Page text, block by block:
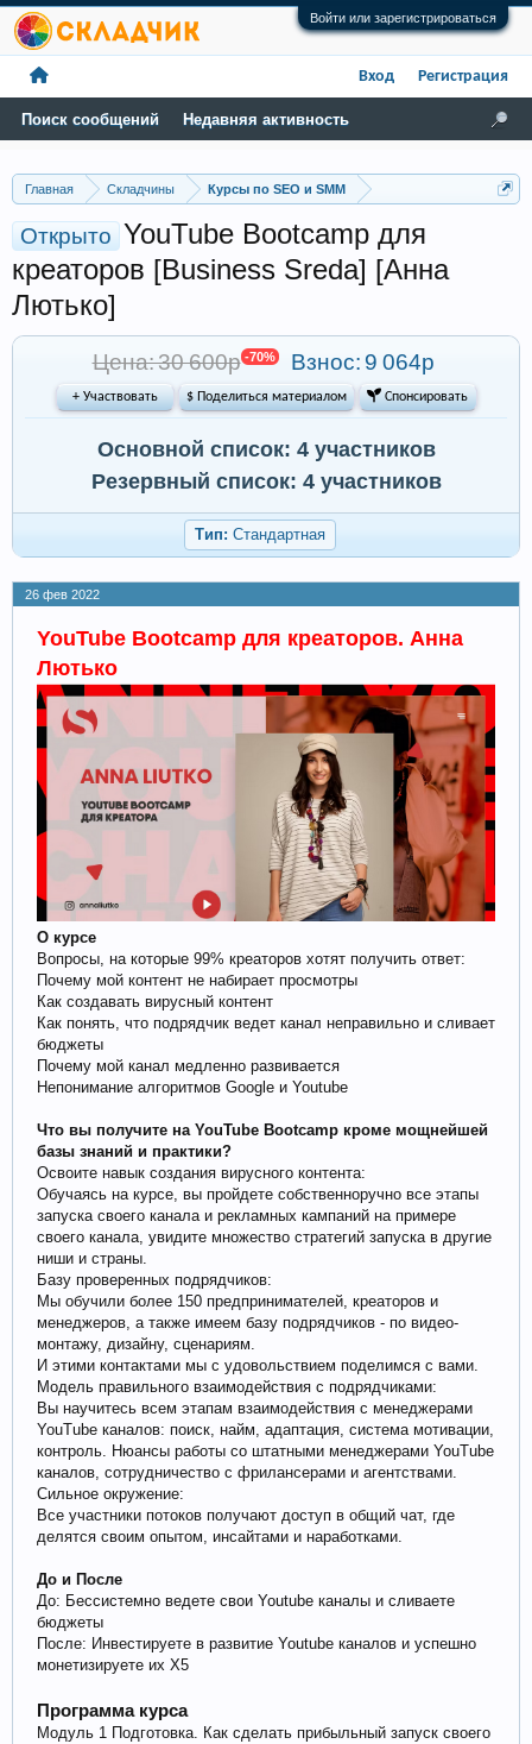
Войти или зарегистрироваться
Главная Складчины Курсы по SEO и SMM
Открыто YouTube Bootcamp для
креаторов [Business Sreda] [Анна
Лютько]
Цена: 30 600р -70% Взнос: 9 064р
+ Участвовать $ Поделиться материалом  Спонсировать
Основной список: 4 участников
Резервный список: 4 участников
Тип: Стандартная
26 фев 2022
YouTube Bootcamp для креаторов. Анна
Лютько
О курсе
Вопросы, на которые 99% креаторов хотят получить ответ:
Почему мой контент не набирает просмотры
Как создавать вирусный контент
Как понять, что подрядчик ведет канал неправильно и сливает
бюджеты
Почему мой канал медленно развивается
Непонимание алгоритмов Google и Youtube
Что вы получите на YouTube Bootcamp кроме мощнейшей
базы знаний и практики?
Освоите навык создания вирусного контента:
Обучаясь на курсе, вы пройдете собственноручно все этапы
запуска своего канала и рекламных кампаний на примере
своего канала, увидите множество стратегий запуска в другие
ниши и страны.
Базу проверенных подрядчиков:
Мы обучили более 150 предпринимателей, креаторов и
менеджеров, а также имеем базу подрядчиков - по видео-
монтажу, дизайну, сценариям.
И этими контактами мы с удовольствием поделимся с вами.
Модель правильного взаимодействия с подрядчиками:
Вы научитесь всем этапам взаимодействия с менеджерами
YouTube каналов: поиск, найм, адаптация, система мотивации,
контроль. Нюансы работы со штатными менеджерами YouTube
каналов, сотрудничество с фрилансерами и агентствами.
Сильное окружение:
Все участники потоков получают доступ в общий чат, где
делятся своим опытом, инсайтами и наработками.
До и После
До: Бессистемно ведете свои Youtube каналы и сливаете
бюджеты
После: Инвестируете в развитие Youtube каналов и успешно
монетизируете их Х5
Программа курса
Модуль 1 Подготовка. Как сделать прибыльный запуск своего
Поиск сообщений Недавняя активность
Вход Регистрация